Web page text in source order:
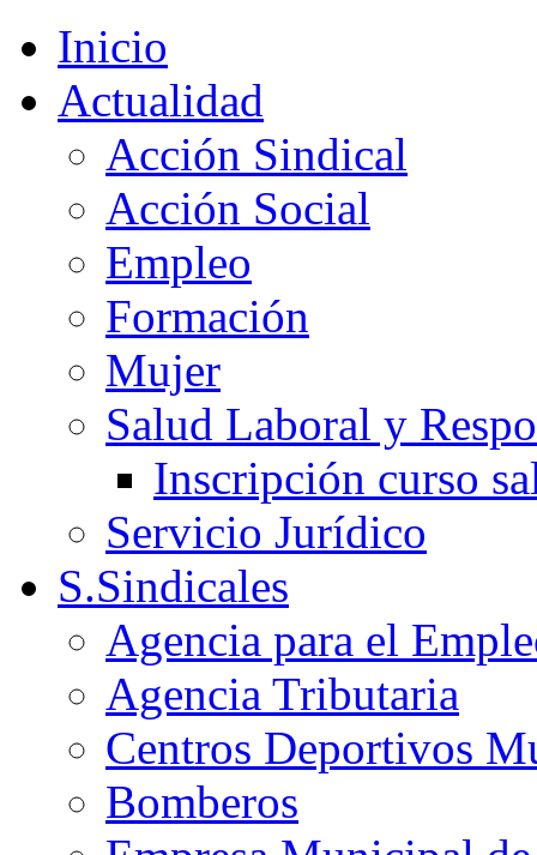
Inicio
Actualidad
Acción Sindical
Acción Social
Empleo
Formación
Mujer
Salud Laboral y
Inscripción curso
Servicio Jurídico
S.Sindicales
Agencia para el
Agencia Tributaria
Centros Deportivos
Bomberos